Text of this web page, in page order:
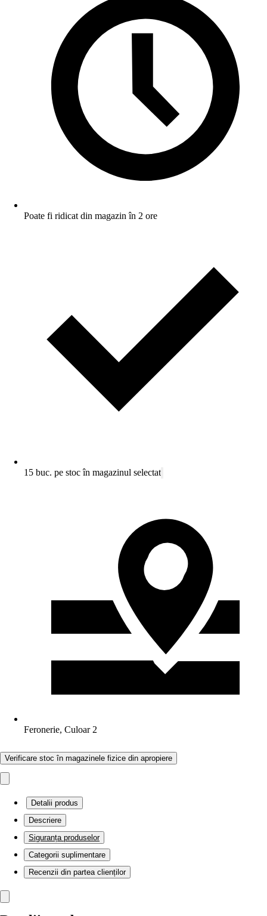
Poate fi ridicat din magazin în 2 ore
15 buc. pe stoc în magazinul selectat
Feronerie, Culoar 2
Verificare stoc în magazinele fizice din apropiere
Detalii produs
Descriere
Siguranța produselor
Categorii suplimentare
Recenzii din partea clienților